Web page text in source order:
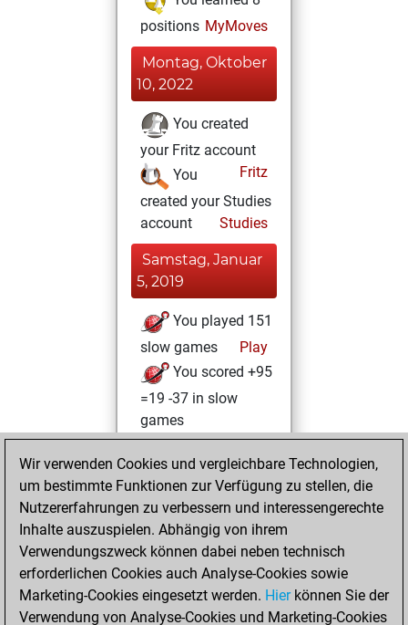
positions MyMoves
Montag, Oktober
10, 2022
You created
your Fritz account
Fritz
You
created your Studies
account
Studies
Samstag, Januar
5, 2019
You played 151
slow games
Play
You scored +95
=19 -37 in slow
games
Mittwoch, Januar
4, 2017
You played 8
blitz games
Play
You scored +3
=0 -5 in blitz
You played 3
Wir verwenden Cookies und vergleichbare Technologien,
um bestimmte Funktionen zur Verfügung zu stellen, die
Nutzererfahrungen zu verbessern und interessengerechte
Inhalte auszuspielen. Abhängig von ihrem
Verwendungszweck können dabei neben technisch
erforderlichen Cookies auch Analyse-Cookies sowie
Marketing-Cookies eingesetzt werden. Hierkönnen Sie der
Verwendung von Analyse-Cookies und Marketing-Cookies